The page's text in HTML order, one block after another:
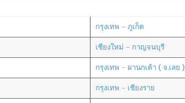
กรุงเทพ – ภูเก็ต
เชียงใหม่ – กาญจนบุรี
กรุงเทพ – ผานกเค้า ( จ.เลย )
กรุงเทพ – เชียงราย